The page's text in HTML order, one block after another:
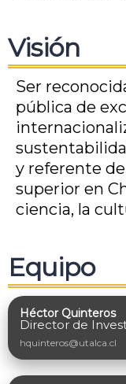
Visión
Ser
pública de
y referente
superior en
ciencia, la
Equipo
Héctor Quinteros
Director de
hquinteros@utalca.cl